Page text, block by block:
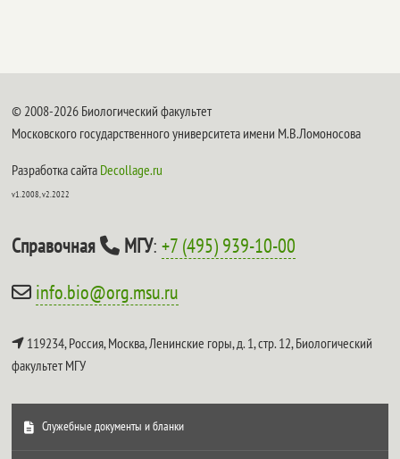
© 2008-2026 Биологический факультет
Московского государственного университета имени М.В.Ломоносова
Разработка сайта Decollage.ru
v1.2008, v2.2022
Справочная МГУ:+7 (495) 939-10-00
info.bio@org.msu.ru
119234, Россия, Москва, Ленинские горы, д. 1, стр. 12,Биологический
факультет МГУ
Служебные документы и бланки